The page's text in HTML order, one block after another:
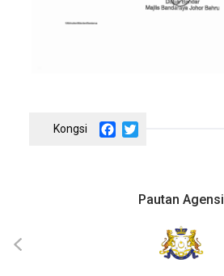
Facebook
Pautan Agensi
‹